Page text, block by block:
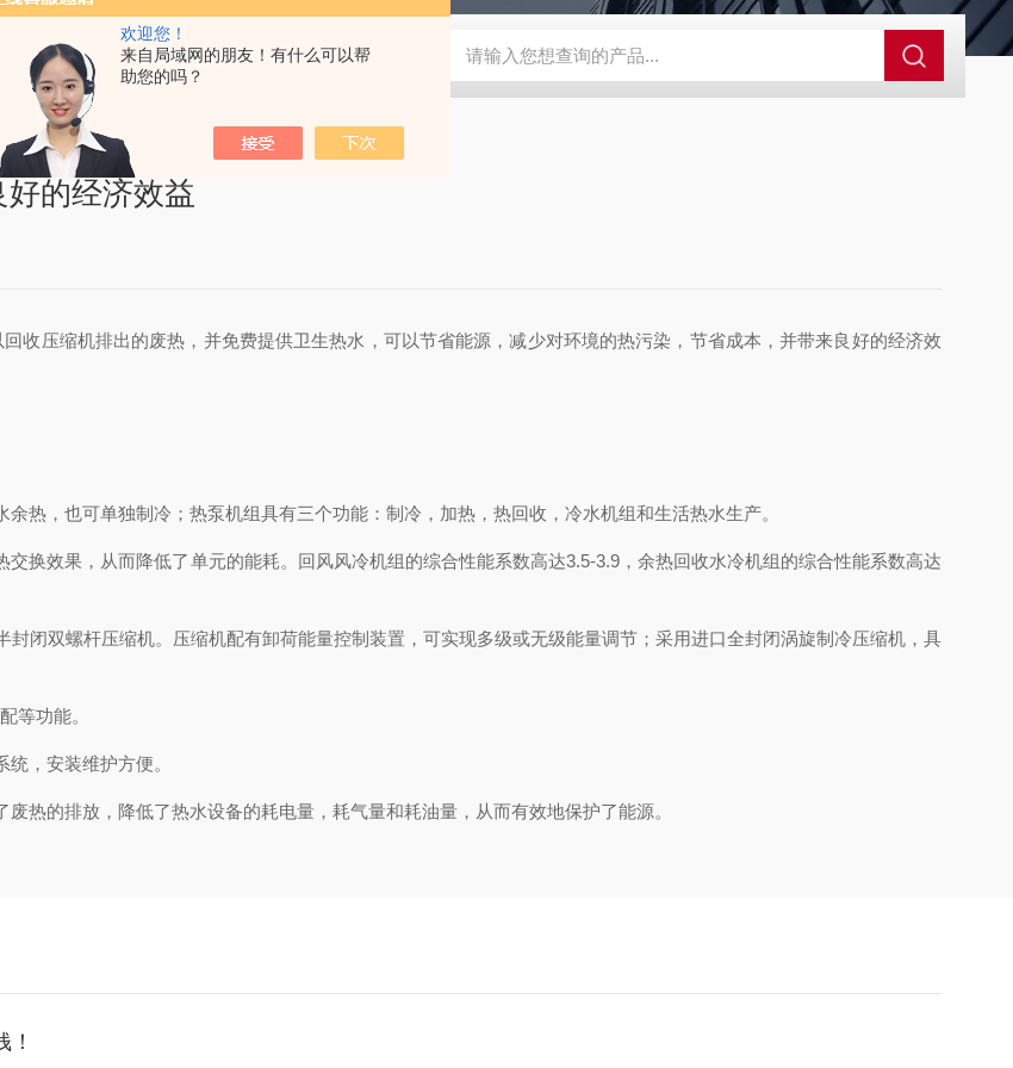
欢迎您！
来自局域网的朋友！有什么可以帮
助您的吗？
冷水机组 L冷热同供一体机组 恒温冷却水循环器 油冷机 高精度恒温冷水机 超低温空气源热泵 LH
的经济效益
收压缩机排出的废热，并免费提供卫生热水，可以节省能源，减少对环境的热污染，节省成本，并带来良好的经济效
，也可单独制冷；热泵机组具有三个功能：制冷，加热，热回收，冷水机组和生活热水生产。
效果，从而降低了单元的能耗。回风风冷机组的综合性能系数高达3.5-3.9，余热回收水冷机组的综合性能系数高达
双螺杆压缩机。压缩机配有卸荷能量控制装置，可实现多级或无级能量调节；采用进口全封闭涡旋制冷压缩机，具
等功能。
，安装维护方便。
的排放，降低了热水设备的耗电量，耗气量和耗油量，从而有效地保护了能源。